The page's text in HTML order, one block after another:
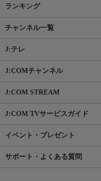
ランキング
チャンネル一覧
J:テレ
J:COMチャンネル
J:COM STREAM
J:COM TVサービスガイド
イベント・プレゼント
サポート・よくある質問